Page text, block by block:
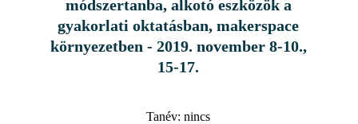
módszertanba, alkotó eszközök a
gyakorlati oktatásban, makerspace
környezetben - 2019. november 8-10.,
15-17.
Tanév: nincs